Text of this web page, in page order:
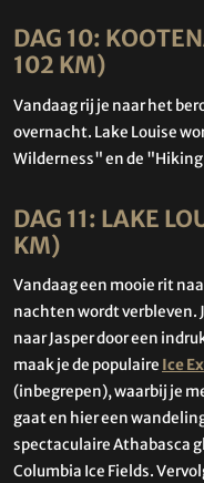
DAG 10:
102 KM)
Vandaag rij je naar het
overnacht. Lake Louise
Wilderness" en de
DAG 11: LAKE
KM)
Vandaag een mooie rit
nachten wordt verbleven.
naar Jasper door een
maak je de populaire Ice
(inbegrepen), waarbij je
gaat en hier een
spectaculaire Athabasca
Columbia Ice Fields.